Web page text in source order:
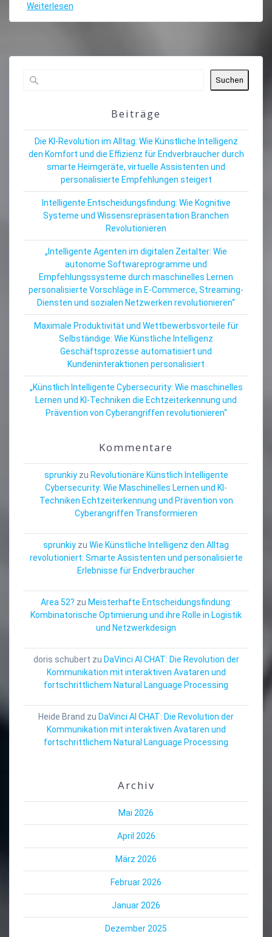
Weiterlesen
Suchen
Beiträge
Die KI-Revolution im Alltag: Wie Künstliche Intelligenz
den Komfort und die Effizienz für Endverbraucher durch
smarte Heimgeräte, virtuelle Assistenten und
personalisierte Empfehlungen steigert
Intelligente Entscheidungsfindung: Wie Kognitive
Systeme und Wissensrepräsentation Branchen
Revolutionieren
„Intelligente Agenten im digitalen Zeitalter: Wie
autonome Softwareprogramme und
Empfehlungssysteme durch maschinelles Lernen
personalisierte Vorschläge in E-Commerce, Streaming-
Diensten und sozialen Netzwerken revolutionieren“
Maximale Produktivität und Wettbewerbsvorteile für
Selbständige: Wie Künstliche Intelligenz
Geschäftsprozesse automatisiert und
Kundeninteraktionen personalisiert
„Künstlich Intelligente Cybersecurity: Wie maschinelles
Lernen und KI-Techniken die Echtzeiterkennung und
Prävention von Cyberangriffen revolutionieren“
Kommentare
sprunkiyzu Revolutionäre Künstlich Intelligente
Cybersecurity: Wie Maschinelles Lernen und KI-
Techniken Echtzeiterkennung und Prävention von
Cyberangriffen Transformieren
sprunkiy zu Wie Künstliche Intelligenz den Alltag
revolutioniert: Smarte Assistenten und personalisierte
Erlebnisse für Endverbraucher
Area 52? zu Meisterhafte Entscheidungsfindung:
Kombinatorische Optimierung und ihre Rolle in Logistik
und Netzwerkdesign
doris schubert zu DaVinci AI CHAT: Die Revolution der
Kommunikation mit interaktiven Avataren und
fortschrittlichem Natural Language Processing
Heide Brand zu DaVinci AI CHAT: Die Revolution der
Kommunikation mit interaktiven Avataren und
fortschrittlichem Natural Language Processing
Archiv
Mai 2026
April 2026
März 2026
Februar 2026
Januar 2026
Dezember 2025